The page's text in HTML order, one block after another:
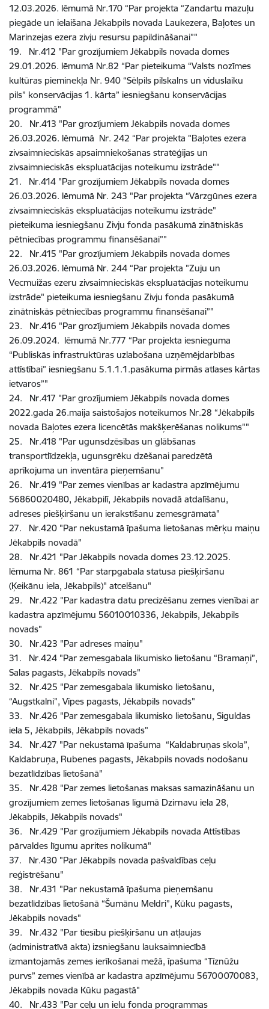
12.03.2026. lēmumā Nr.170 “Par projekta “Zandartu mazuļu
piegāde un ielaišana Jēkabpils novada Laukezera, Baļotes un
Marinzejas ezera zivju resursu papildināšanai”"
19. Nr.412 "Par grozījumiem Jēkabpils novada domes
29.01.2026. lēmumā Nr.82 “Par pieteikuma “Valsts nozīmes
kultūras pieminekļa Nr. 940 “Sēlpils pilskalns un viduslaiku
pils” konservācijas 1. kārta” iesniegšanu konservācijas
programmā"
20. Nr.413 "Par grozījumiem Jēkabpils novada domes
26.03.2026. lēmumā Nr. 242 “Par projekta "Baļotes ezera
zivsaimnieciskās apsaimniekošanas stratēģijas un
zivsaimnieciskās ekspluatācijas noteikumu izstrāde""
21. Nr.414 "Par grozījumiem Jēkabpils novada domes
26.03.2026. lēmumā Nr. 243 "Par projekta “Vārzgūnes ezera
zivsaimnieciskās ekspluatācijas noteikumu izstrāde"
pieteikuma iesniegšanu Zivju fonda pasākumā zinātniskās
pētniecības programmu finansēšanai”"
22. Nr.415 "Par grozījumiem Jēkabpils novada domes
26.03.2026. lēmumā Nr. 244 “Par projekta "Zuju un
Vecmuižas ezeru zivsaimnieciskās ekspluatācijas noteikumu
izstrāde" pieteikuma iesniegšanu Zivju fonda pasākumā
zinātniskās pētniecības programmu finansēšanai”"
23. Nr.416 "Par grozījumiem Jēkabpils novada domes
26.09.2024. lēmumā Nr.777 “Par projekta iesnieguma
“Publiskās infrastruktūras uzlabošana uzņēmējdarbības
attīstībai” iesniegšanu 5.1.1.1.pasākuma pirmās atlases kārtas
ietvaros”"
24. Nr.417 "Par grozījumiem Jēkabpils novada domes
2022.gada 26.maija saistošajos noteikumos Nr.28 “Jēkabpils
novada Baļotes ezera licencētās makšķerēšanas nolikums""
25. Nr.418 "Par ugunsdzēsības un glābšanas
transportlīdzekļa, ugunsgrēku dzēšanai paredzētā
aprīkojuma un inventāra pieņemšanu"
26. Nr.419 "Par zemes vienības ar kadastra apzīmējumu
56860020480, Jēkabpilī, Jēkabpils novadā atdalīšanu,
adreses piešķiršanu un ierakstīšanu zemesgrāmatā"
27. Nr.420 "Par nekustamā īpašuma lietošanas mērķu maiņu
Jēkabpils novadā"
28. Nr.421 "Par Jēkabpils novada domes 23.12.2025.
lēmuma Nr. 861 “Par starpgabala statusa piešķiršanu
(Ķeikānu iela, Jēkabpils)" atcelšanu"
29. Nr.422 "Par kadastra datu precizēšanu zemes vienībai ar
kadastra apzīmējumu 56010010336, Jēkabpils, Jēkabpils
novads"
30. Nr.423 "Par adreses maiņu"
31. Nr.424 "Par zemesgabala likumisko lietošanu “Bramaņi”,
Salas pagasts, Jēkabpils novads"
32. Nr.425 "Par zemesgabala likumisko lietošanu,
“Augstkalni”, Vīpes pagasts, Jēkabpils novads"
33. Nr.426 "Par zemesgabala likumisko lietošanu, Siguldas
iela 5, Jēkabpils, Jēkabpils novads"
34. Nr.427 "Par nekustamā īpašuma “Kaldabruņas skola”,
Kaldabruņa, Rubenes pagasts, Jēkabpils novads nodošanu
bezatlīdzības lietošanā"
35. Nr.428 "Par zemes lietošanas maksas samazināšanu un
grozījumiem zemes lietošanas līgumā Dzirnavu iela 28,
Jēkabpils, Jēkabpils novads"
36. Nr.429 "Par grozījumiem Jēkabpils novada Attīstības
pārvaldes līgumu aprites nolikumā"
37. Nr.430 "Par Jēkabpils novada pašvaldības ceļu
reģistrēšanu"
38. Nr.431 "Par nekustamā īpašuma pieņemšanu
bezatlīdzības lietošanā “Šumānu Meldri”, Kūku pagasts,
Jēkabpils novads"
39. Nr.432 "Par tiesību piešķiršanu un atļaujas
(administratīvā akta) izsniegšanu lauksaimniecībā
izmantojamās zemes ierīkošanai mežā, īpašuma “Tīznūžu
purvs” zemes vienībā ar kadastra apzīmējumu 56700070083,
Jēkabpils novada Kūku pagastā"
40. Nr.433 "Par ceļu un ielu fonda programmas